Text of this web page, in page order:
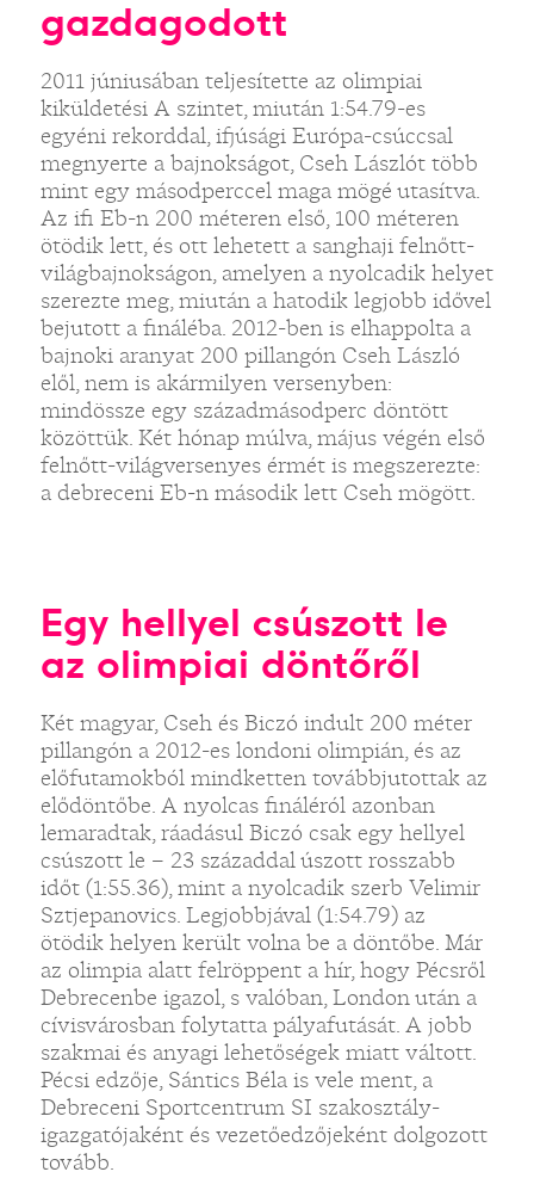
gazdagodott
2011 júniusában teljesítette az olimpiai
kiküldetési A szintet, miután 1:54.79-es
egyéni rekorddal, ifjúsági Európa-csúccsal
megnyerte a bajnokságot, Cseh Lászlót több
mint egy másodperccel maga mögé utasítva.
Az ifi Eb-n 200 méteren első, 100 méteren
ötödik lett, és ott lehetett a sanghaji felnőtt-
világbajnokságon, amelyen a nyolcadik helyet
szerezte meg, miután a hatodik legjobb idővel
bejutott a fináléba. 2012-ben is elhappolta a
bajnoki aranyat 200 pillangón Cseh László
elől, nem is akármilyen versenyben:
mindössze egy századmásodperc döntött
közöttük. Két hónap múlva, május végén első
felnőtt-világversenyes érmét is megszerezte:
a debreceni Eb-n második lett Cseh mögött.
Egy hellyel csúszott le
az olimpiai döntőről
Két magyar, Cseh és Biczó indult 200 méter
pillangón a 2012-es londoni olimpián, és az
előfutamokból mindketten továbbjutottak az
elődöntőbe. A nyolcas fináléról azonban
lemaradtak, ráadásul Biczó csak egy hellyel
csúszott le – 23 századdal úszott rosszabb
időt (1:55.36), mint a nyolcadik szerb Velimir
Sztjepanovics. Legjobbjával (1:54.79) az
ötödik helyen került volna be a döntőbe. Már
az olimpia alatt felröppent a hír, hogy Pécsről
Debrecenbe igazol, s valóban, London után a
cívisvárosban folytatta pályafutását. A jobb
szakmai és anyagi lehetőségek miatt váltott.
Pécsi edzője, Sántics Béla is vele ment, a
Debreceni Sportcentrum SI szakosztály-
igazgatójaként és vezetőedzőjeként dolgozott
tovább.